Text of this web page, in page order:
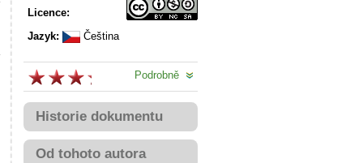
Licence:
Jazyk:
Čeština
Podrobně
Historie dokumentu
Od tohoto autora